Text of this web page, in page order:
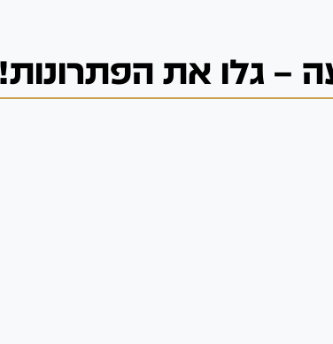
– גלו את הפתרונות!